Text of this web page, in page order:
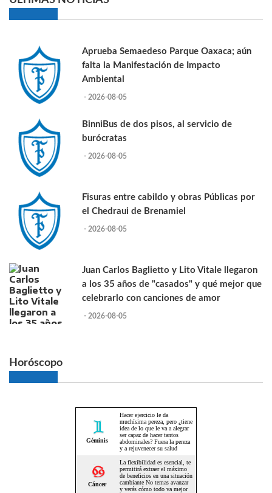
Aprueba Semaedeso Parque Oaxaca; aún
falta la Manifestación de Impacto
Ambiental
- 2026-08-05
BinniBus de dos pisos, al servicio de
burócratas
- 2026-08-05
Fisuras entre cabildo y obras Públicas por
el Chedraui de Brenamiel
- 2026-08-05
Juan Carlos Baglietto y Lito Vitale llegaron
a los 35 años de "casados" y qué mejor que
celebrarlo con canciones de amor
- 2026-08-05
Horóscopo